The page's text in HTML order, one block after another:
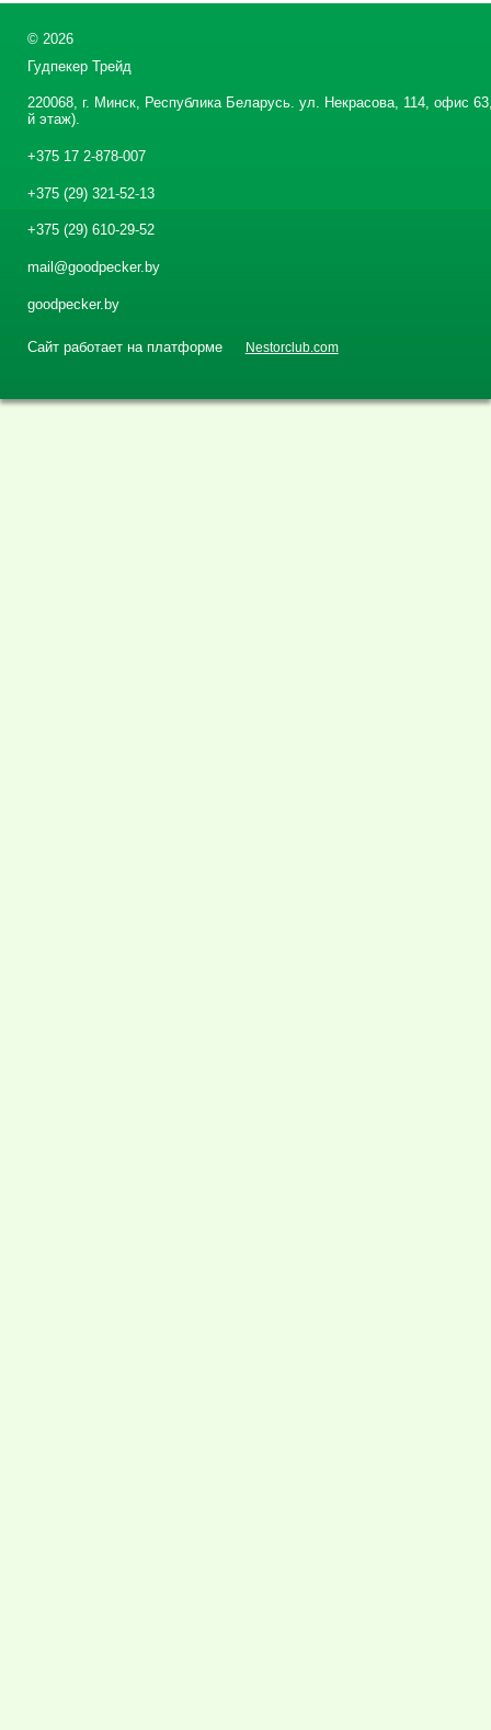
© 2026
Гудпекер Трейд
220068, г. Минск, Республика Беларусь. ул. Некрасова, 114, офис
й этаж).
+375 17 2-878-007
+375 (29) 321-52-13
+375 (29) 610-29-52
mail@goodpecker.by
goodpecker.by
Сайт работает на платформе Nestorclub.com